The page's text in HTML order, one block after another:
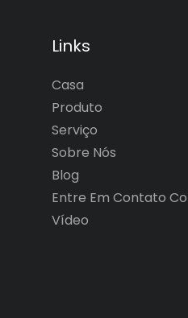
Links
Casa
Produto
Serviço
Sobre Nós
Blog
Entre Em Contato
Vídeo